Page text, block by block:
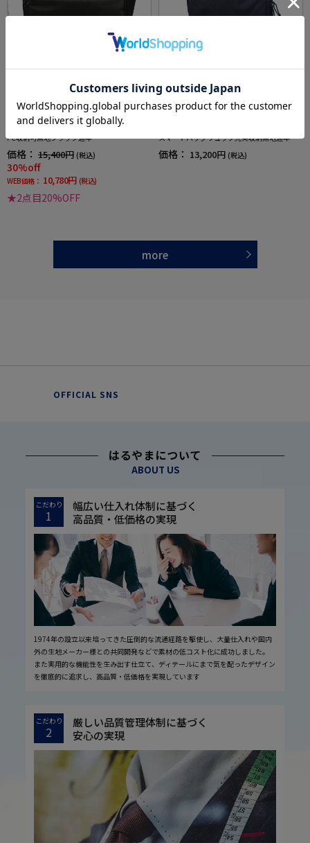
全1色
【撥水加工】ビジネスバックトート2WAY開閉
PC収納可無地ブラック通年
価格： 15,400円 (税込)
30%off
WEB価格： 10,780円 (税込)
★2点目20%OFF
全2色
スマートバッグリュック充実収納無地通年
価格： 13,200円 (税込)
more
OFFICIAL SNS
はるやまについて
ABOUT US
こだわり
1
幅広い仕入れ体制に基づく
高品質・低価格の実現
1974年の設立以来培ってきた圧倒的な流通経路を駆使し、大量仕入れや国内
外の生地メーカー様との共同開発などで素材の低コスト化に成功しました。
また実用的な機能性を生み出す仕立て、ディテールにまで気を配ったデザイン
を徹底的に追求し、高品質・低価格を実現しています
こだわり
2
厳しい品質管理体制に基づく
安心の実現